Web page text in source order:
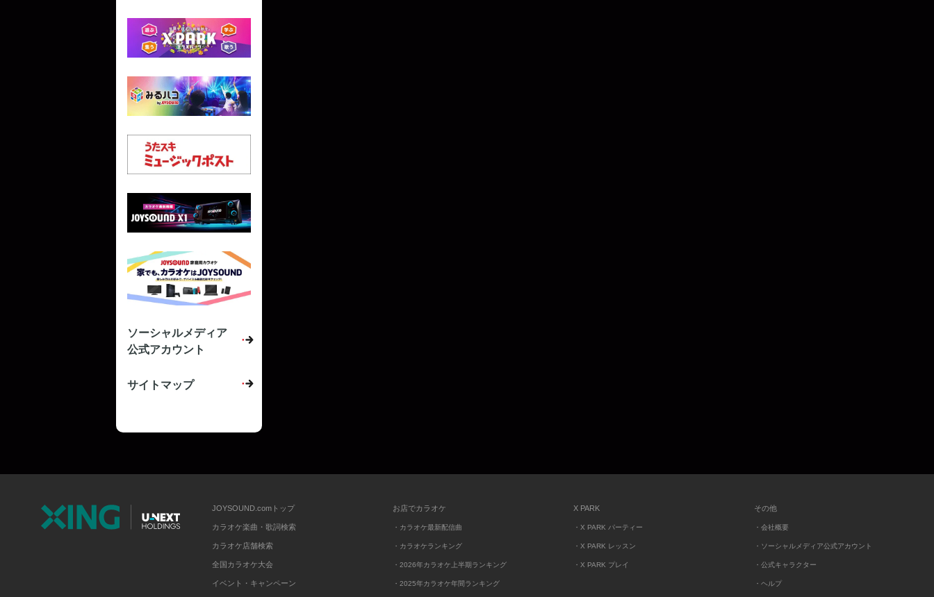
ソーシャルメディア
公式アカウント
サイトマップ
JOYSOUND.comトップ
カラオケ楽曲・歌詞検索
カラオケ店舗検索
全国カラオケ大会
イベント・キャンペーン
お店でカラオケ
・カラオケ最新配信曲
・カラオケランキング
・2026年カラオケ上半期ランキング
・2025年カラオケ年間ランキング
X PARK
・X PARK パーティー
・X PARK レッスン
・X PARK プレイ
その他
・会社概要
・ソーシャルメディア公式アカウント
・公式キャラクター
・ヘルプ